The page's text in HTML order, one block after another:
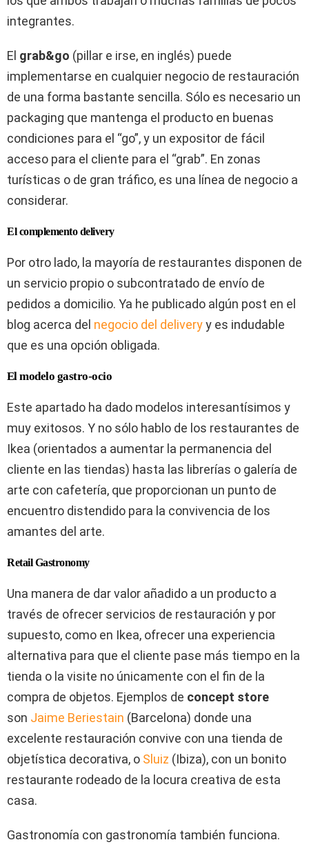
integrantes.
El grab&go (pillar e irse, en inglés) puede
implementarse en cualquier negocio de restauración
de una forma bastante sencilla. Sólo es necesario un
packaging que mantenga el producto en buenas
condiciones para el “go”, y un expositor de fácil
acceso para el cliente para el “grab”. En zonas
turísticas o de gran tráfico, es una línea de negocio a
considerar.
El complemento delivery
Por otro lado, la mayoría de restaurantes disponen de
un servicio propio o subcontratado de envío de
pedidos a domicilio. Ya he publicado algún post en el
blog acerca del negocio del deliveryy es indudable
que es una opción obligada.
El modelo gastro-ocio
Este apartado ha dado modelos interesantísimos y
muy exitosos. Y no sólo hablo de los restaurantes de
Ikea (orientados a aumentar la permanencia del
cliente en las tiendas) hasta las librerías o galería de
arte con cafetería, que proporcionan un punto de
encuentro distendido para la convivencia de los
amantes del arte.
Retail Gastronomy
Una manera de dar valor añadido a un producto a
través de ofrecer servicios de restauración y por
supuesto, como en Ikea, ofrecer una experiencia
alternativa para que el cliente pase más tiempo en la
tienda o la visite no únicamente con el fin de la
compra de objetos. Ejemplos de concept store
son Jaime Beriestain (Barcelona) donde una
excelente restauración convive con una tienda de
objetística decorativa, o Sluiz (Ibiza), con un bonito
restaurante rodeado de la locura creativa de esta
casa.
Gastronomía con gastronomía también funciona.